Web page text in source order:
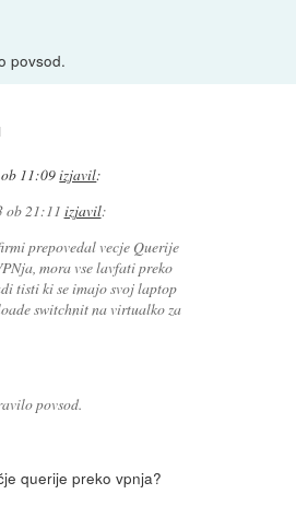
povsod.
11:09izjavil:
ob 21:11 izjavil:
prepovedal vecje Querije
mora vse lavfati preko
tisti ki se imajo svoj laptop
switchnit na virtualko za
povsod.
querije preko vpnja?